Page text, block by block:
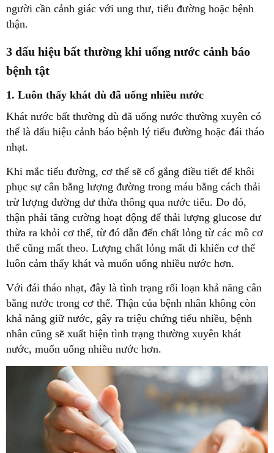
người cần cảnh giác với ung thư, tiểu đường hoặc bệnh
thận.
3 dấu hiệu bất thường khi uống nước cảnh báo
bệnh tật
1. Luôn thấy khát dù đã uống nhiều nước
Khát nước bất thường dù đã uống nước thường xuyên có
thể là dấu hiệu cảnh báo bệnh lý tiểu đường hoặc đái tháo
nhạt.
Khi mắc tiểu đường, cơ thể sẽ cố gắng điều tiết để khôi
phục sự cân bằng lượng đường trong máu bằng cách thải
trừ lượng đường dư thừa thông qua nước tiểu. Do đó,
thận phải tăng cường hoạt động để thải lượng glucose dư
thừa ra khỏi cơ thể, từ đó dẫn đến chất lỏng từ các mô cơ
thể cũng mất theo. Lượng chất lỏng mất đi khiến cơ thể
luôn cảm thấy khát và muốn uống nhiều nước hơn.
Với đái tháo nhạt, đây là tình trạng rối loạn khả năng cân
bằng nước trong cơ thể. Thận của bệnh nhân không còn
khả năng giữ nước, gây ra triệu chứng tiểu nhiều, bệnh
nhân cũng sẽ xuất hiện tình trạng thường xuyên khát
nước, muốn uống nhiều nước hơn.